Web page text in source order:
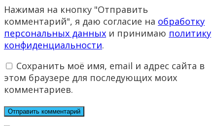
Нажимая на кнопку "Отправить
комментарий", я даю согласие на обработку
персональных данных и принимаю политику
конфиденциальности.
Сохранить моё имя, email и адрес сайта в
этом браузере для последующих моих
комментариев.